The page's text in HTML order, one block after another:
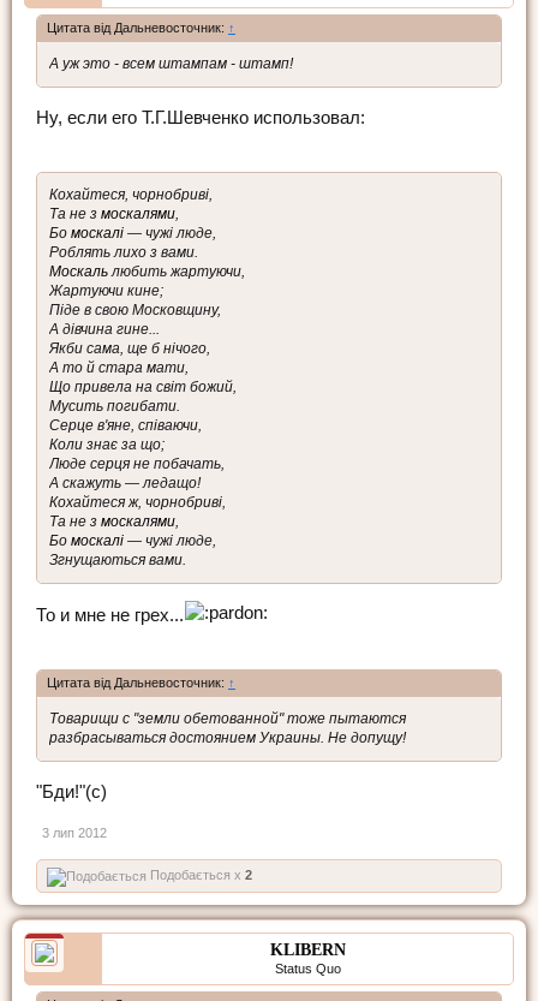
Цитата від Дальневосточник: ↑
А уж это - всем штампам - штамп!
Ну, если его Т.Г.Шевченко использовал:
Кохайтеся, чорнобриві,
Та не з москалями
Бо москалі — чужі люде,
Роблять лихо з вами.
Москаль любить жартуючи,
Жартуючи кине;
Піде в свою Московщину,
А дівчина гине...
Якби сама, ще б нічого,
А то й стара мати,
Що привела на світ божий,
Мусить погибати.
Серце в'яне, співаючи,
Коли знає за що;
Люде серця не побачать,
А скажуть — ледащо!
Кохайтеся ж, чорнобриві,
Та не з москалями
Бо москалі — чужі люде,
Згнущаються вами.
То и мне не грех...
Цитата від Дальневосточник: ↑
Товарищи с "земли обетованной" тоже пытаются
разбрасываться достоянием Украины. Не допущу!
"Бди!"(с)
3 лип 2012
Подобається x 2
KLIBERN
Status Quo